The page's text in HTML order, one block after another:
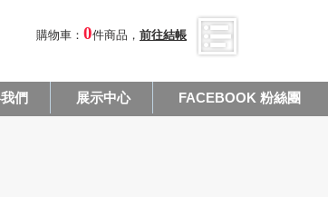
購物車： 0件商品， 前往結帳
們 展示中心 FACEBOOK 粉絲團